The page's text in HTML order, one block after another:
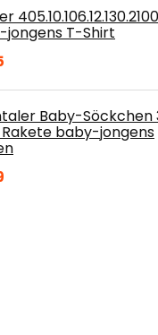
jongens T-Shirt
Baby-Söckchen
baby-jongens